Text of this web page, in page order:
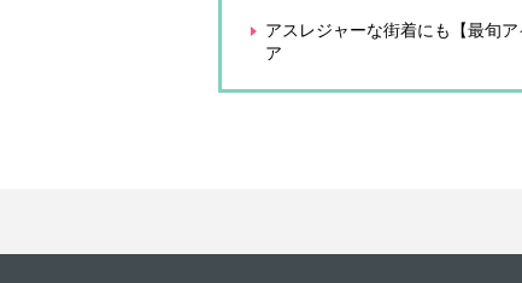
アスレジャーな街着にも【最旬
ア